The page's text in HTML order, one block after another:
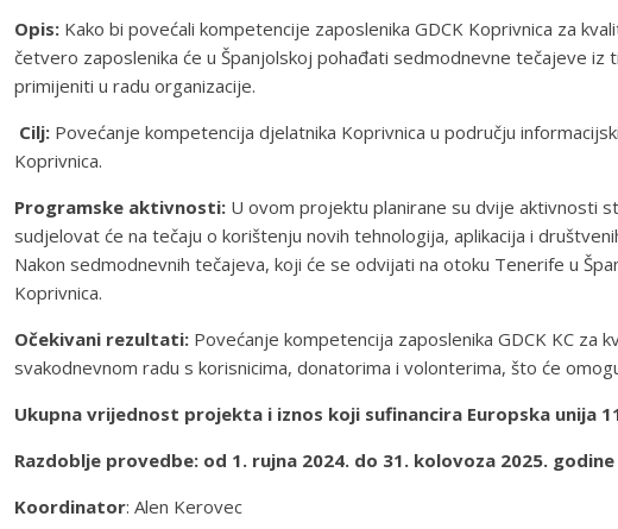
Opis: Kako bi povećali kompetencije zaposlenika GDCK Koprivnica za
četvero zaposlenika će u Španjolskoj pohađati sedmodnevne tečajeve iz
primijeniti u radu organizacije.
Cilj: Povećanje kompetencija djelatnika Koprivnica u području
Koprivnica.
Programske aktivnosti: U ovom projektu planirane su dvije aktivnosti
sudjelovat će na tečaju o korištenju novih tehnologija, aplikacija i
Nakon sedmodnevnih tečajeva, koji će se odvijati na otoku Tenerife u
Koprivnica.
Očekivani rezultati: Povećanje kompetencija zaposlenika GDCK KC za
svakodnevnom radu s korisnicima, donatorima i volonterima, što će
Ukupna vrijednost projekta i iznos koji sufinancira Europska unija
Razdoblje provedbe: od 1. rujna 2024. do 31. kolovoza 2025. godine
Koordinator: Alen Kerovec